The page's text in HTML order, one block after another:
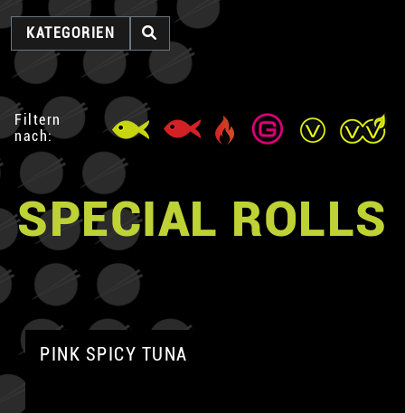
KATEGORIEN
Filtern
nach:
SPECIAL ROLLS
PINK SPICY TUNA